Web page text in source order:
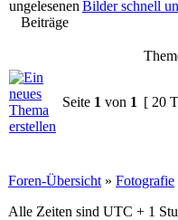
Bilder schnell
Seite 1 von 1 [ 20
Foren-Übersicht » Fotografie
Alle Zeiten sind UTC + 1